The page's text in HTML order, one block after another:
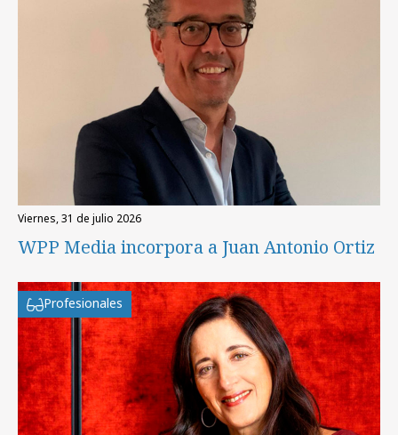
viernes, 31 de julio 2026
WPP Media incorpora a Juan Antonio Ortiz
Profesionales